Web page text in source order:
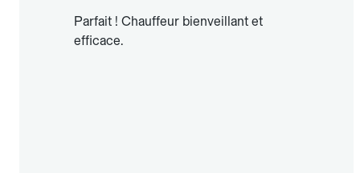
Parfait ! Chauffeur bienveillant et
efficace.